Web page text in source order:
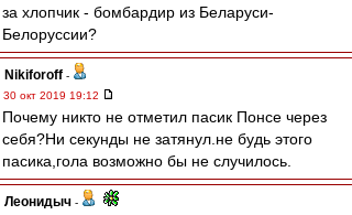
за хлопчик - бомбардир из Беларуси-
Белоруссии?
Nikiforoff -
30 окт 2019 19:12
Почему никто не отметил пасик Понсе через
себя?Ни секунды не затянул.не будь этого
пасика,гола возможно бы не случилось.
Леонидыч -